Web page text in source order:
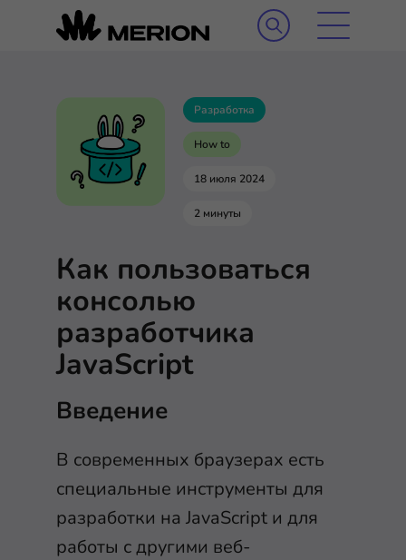
Разработка
How to
18 июля 2024
2 минуты
Как пользоваться
консолью
разработчика
JavaScript
Введение
В современных браузерах есть
специальные инструменты для
разработки на JavaScript и для
работы с другими веб-